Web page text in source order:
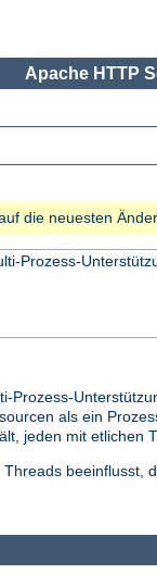
Apache HTTP
die neuesten
Prozess-
als ein
jeden mit etlichen
beeinflusst,